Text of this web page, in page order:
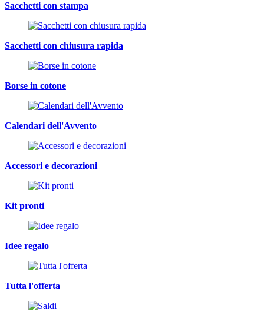
Sacchetti con stampa
Sacchetti con chiusura rapida
Borse in cotone
Calendari dell'Avvento
Accessori e decorazioni
Kit pronti
Idee regalo
Tutta l'offerta